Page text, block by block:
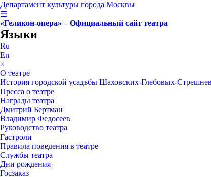
Департамент культуры города Москвы
☰
«Геликон-опера» – Официальный сайт театра
Языки
Ru
En
×
О театре
История городской усадьбы Шаховских-Глебовых-
Пресса о театре
Награды театра
Дмитрий Бертман
Владимир Федосеев
Руководство театра
Гастроли
Правила поведения в театре
Службы театра
Дни рождения
Госзаказ